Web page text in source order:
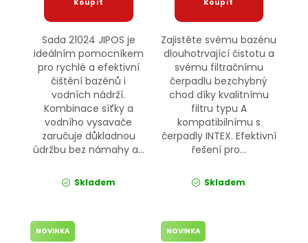
Sada 21024 JIPOS je
ideálním pomocníkem
pro rychlé a efektivní
čištění bazénů i
vodních nádrží.
Kombinace síťky a
vodního vysavače
zaručuje důkladnou
údržbu bez námahy a...
Skladem
Zajistěte svému bazénu
dlouhotrvající čistotu a
svému filtračnímu
čerpadlu bezchybný
chod díky kvalitnímu
filtru typu A
kompatibilnímu s
čerpadly INTEX. Efektivní
řešení pro...
Skladem
NOVINKA NOVINKA